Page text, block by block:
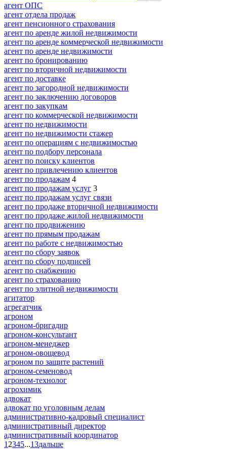
агент ОПС
агент отдела продаж
агент пенсионного страхования
агент по аренде жилой недвижимости
агент по аренде коммерческой недвижимости
агент по аренде недвижимости
агент по бронированию
агент по вторичной недвижимости
агент по доставке
агент по загородной недвижимости
агент по заключению договоров
агент по закупкам
агент по коммерческой недвижимости
агент по недвижимости
агент по недвижимости стажер
агент по операциям с недвижимостью
агент по подбору персонала
агент по поиску клиентов
агент по привлечению клиентов
агент по продажам 4
агент по продажам услуг 3
агент по продажам услуг связи
агент по продаже вторичной недвижимости
агент по продаже жилой недвижимости
агент по продвижению
агент по прямым продажам
агент по работе с недвижимостью
агент по сбору заявок
агент по сбору подписей
агент по снабжению
агент по страхованию
агент по элитной недвижимости
агитатор
агрегатчик
агроном
агроном-бригадир
агроном-консультант
агроном-менеджер
агроном-овощевод
агроном по защите растений
агроном-семеновод
агроном-технолог
агрохимик
адвокат
адвокат по уголовным делам
административно-кадровый специалист
административный директор
административный координатор
1 2345...13дальше